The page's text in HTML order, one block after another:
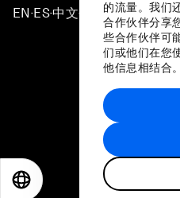
的流量。我们
合作伙伴分享
些合作伙伴可
们或他们在您
他信息相结合。
EN ▪ES▪中文▪ 日本語
站